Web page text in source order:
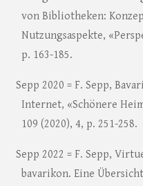
von Bibliotheken:
Nutzungsaspekte,
p. 163-185.
Sepp 2020 = F. Sepp,
Internet, «Schönere
109 (2020), 4, p. 251-258.
Sepp 2022 = F. Sepp,
bavarikon. Eine